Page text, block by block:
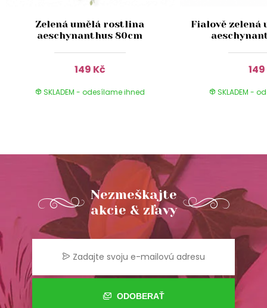
Zelená umělá rostlina
aeschynanthus 80cm
149 Kč
SKLADEM - odesílame ihned
Fialově
SKLADEM -
Nezmeškajte
akcie & zľavy
ODOBERAŤ